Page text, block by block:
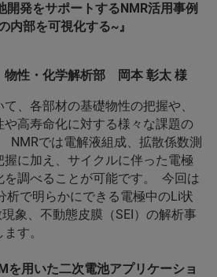
開発をサポートするNMR活用事例
内部を可視化する~』
性・化学解析部 岡本 彰太 様
、各部材の基礎物性の把握や、
高寿命化に対する様々な課題の
NMRでは電解液組成、拡散係数測
に加え、サイクルに伴った電極
を調べることが可能です。 今回は
析で明らかにできる電極中のLi状
象、不動態皮膜（SEI）の解析事
す。
を用いた二次電池アプリケーショ